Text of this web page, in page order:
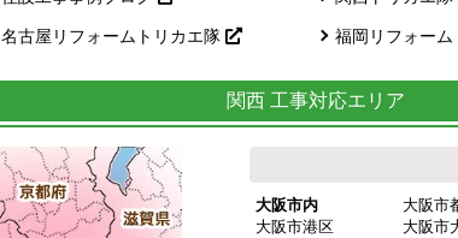
名古屋リフォームトリカエ隊 福岡リフォー
関西 工事対応エリア
大阪市内 大阪市
大阪市港区
大阪市